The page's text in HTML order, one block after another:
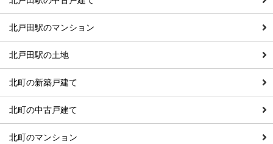
北戸田駅のマンション
北戸田駅の土地
北町の新築戸建て
北町の中古戸建て
北町のマンション